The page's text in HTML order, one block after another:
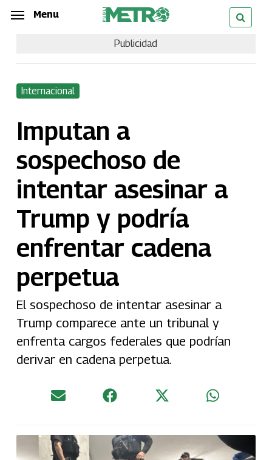
Skip
content
Menu
Publicidad
Internacional
Imputan a
sospechoso de
intentar asesinar a
Trump y podría
enfrentar cadena
perpetua
El sospechoso de intentar asesinar a
Trump comparece ante un tribunal y
enfrenta cargos federales que podrían
derivar en cadena perpetua.
Menu